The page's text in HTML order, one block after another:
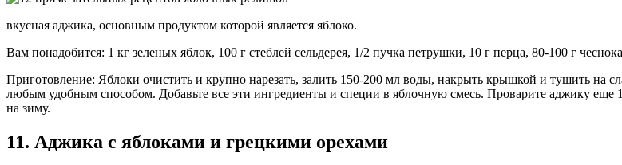
вкусная аджика, основным продуктом которой является яблоко.
Вам понадобится: 1 кг зеленых яблок, 100 г стеблей сельдерея, 1/2 пучка петрушки, 10 г перца, 80-100 г
Приготовление: Яблоки очистить и крупно нарезать, залить 150-200 мл воды, накрыть крышкой и тушить на
любым удобным способом. Добавьте все эти ингредиенты и специи в яблочную смесь. Проварите аджику еще
на зиму.
11. Аджика с яблоками и грецкими орехами